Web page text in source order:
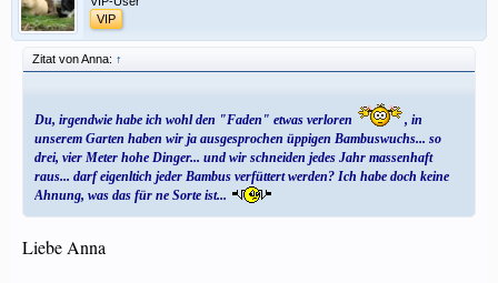
VIP
Zitat von Anna: ↑
Du, irgendwie habe ich wohl den "Faden" etwas verloren
, in
unserem Garten haben wir ja ausgesprochen üppigen Bambuswuchs... so
drei, vier Meter hohe Dinger... und wir schneiden jedes Jahr massenhaft
raus... darf eigenltich jeder Bambus verfüttert werden? Ich habe doch keine
Ahnung, was das für ne Sorte ist...
Liebe Anna